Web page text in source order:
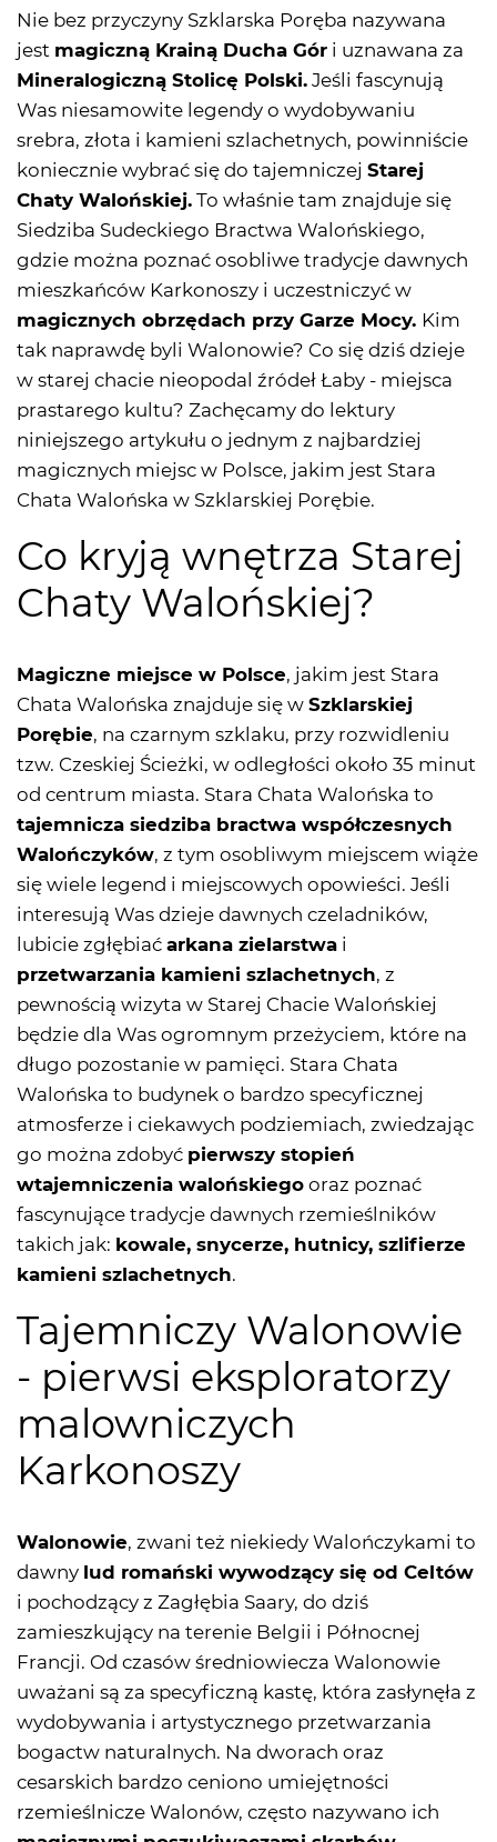
Nie bez przyczyny Szklarska Poręba nazywana
jest magiczną Krainą Ducha Gór i uznawana za
Mineralogiczną Stolicę Polski. Jeśli fascynują
Was niesamowite legendy o wydobywaniu
srebra, złota i kamieni szlachetnych, powinniście
koniecznie wybrać się do tajemniczej Starej
Chaty Walońskiej. To właśnie tam znajduje się
Siedziba Sudeckiego Bractwa Walońskiego,
gdzie można poznać osobliwe tradycje dawnych
mieszkańców Karkonoszy i uczestniczyć w
magicznych obrzędach przy Garze Mocy. Kim
tak naprawdę byli Walonowie? Co się dziś dzieje
w starej chacie nieopodal źródeł Łaby - miejsca
prastarego kultu? Zachęcamy do lektury
niniejszego artykułu o jednym z najbardziej
magicznych miejsc w Polsce, jakim jest Stara
Chata Walońska w Szklarskiej Porębie.
Co kryją wnętrza Starej
Chaty Walońskiej?
Magiczne miejsce w Polsce, jakim jest Stara
Chata Walońska znajduje się w Szklarskiej
Porębie, na czarnym szklaku, przy rozwidleniu
tzw. Czeskiej Ścieżki, w odległości około 35 minut
od centrum miasta. Stara Chata Walońska to
tajemnicza siedziba bractwa współczesnych
Walończyków, z tym osobliwym miejscem wiąże
się wiele legend i miejscowych opowieści. Jeśli
interesują Was dzieje dawnych czeladników,
lubicie zgłębiać arkana zielarstwa i
przetwarzania kamieni szlachetnych, z
pewnością wizyta w Starej Chacie Walońskiej
będzie dla Was ogromnym przeżyciem, które na
długo pozostanie w pamięci. Stara Chata
Walońska to budynek o bardzo specyficznej
atmosferze i ciekawych podziemiach, zwiedzając
go można zdobyć pierwszy stopień
wtajemniczenia walońskiego oraz poznać
fascynujące tradycje dawnych rzemieślników
takich jak: kowale, snycerze, hutnicy, szlifierze
kamieni szlachetnych.
Tajemniczy Walonowie
- pierwsi eksploratorzy
malowniczych
Karkonoszy
Walonowie, zwani też niekiedy Walończykami to
dawny lud romański wywodzący się od Celtów
i pochodzący z Zagłębia Saary, do dziś
zamieszkujący na terenie Belgii i Północnej
Francji. Od czasów średniowiecza Walonowie
uważani są za specyficzną kastę, która zasłynęła z
wydobywania i artystycznego przetwarzania
bogactw naturalnych. Na dworach oraz
cesarskich bardzo ceniono umiejętności
rzemieślnicze Walonów, często nazywano ich